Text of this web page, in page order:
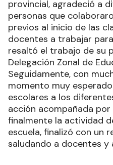
provincial, agradeció a
personas que
previos al inicio de las
docentes a trabajar
resaltó el trabajo de su
Delegación Zonal de
Seguidamente, con
momento muy
escolares a los
acción acompañada
finalmente la actividad
escuela, finalizó con un
saludando a docentes y